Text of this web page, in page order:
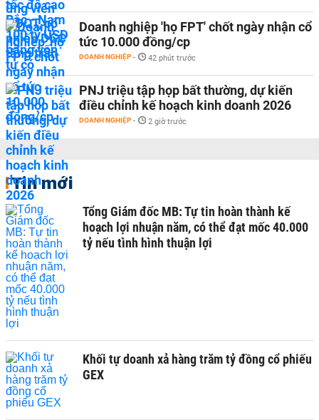
Doanh nghiệp 'họ FPT' chốt ngày nhận cổ
tức 10.000 đồng/cp
DOANH NGHIỆP - 42 phút trước
PNJ triệu tập họp bất thường, dự kiến
điều chỉnh kế hoạch kinh doanh 2026
DOANH NGHIỆP - 2 giờ trước
Tin mới
Tổng Giám đốc MB: Tự tin hoàn thành kế
hoạch lợi nhuận năm, có thể đạt mốc 40.000
tỷ nếu tình hình thuận lợi
Khối tự doanh xả hàng trăm tỷ đồng cổ phiếu
GEX